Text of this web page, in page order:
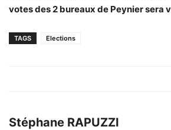
votes des 2 bureaux de Peynier sera
TAGS Elections
Stéphane RAPUZZI